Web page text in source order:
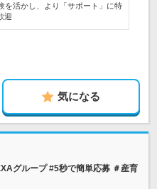
活かし、より「サポート」に特
迎
気になる
グループ #5秒で簡単応募 ＃産育